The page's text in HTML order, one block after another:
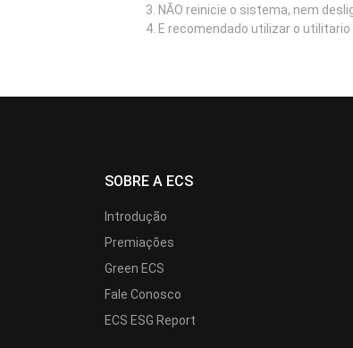
NÃO reinicie o sistema, nem
E recomendado utilizar o
SOBRE A ECS
Introdução
Premiações
Green ECS
Fale Conosco
ECS ESG Report